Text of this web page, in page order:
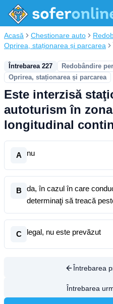
Acasă Chestionare auto
Oprirea, staționarea și parcarea
Întrebarea 227
Redobândire
Oprirea, staționarea și parcarea
Este interzisă
autoturism în
longitudinal
A nu
B
da, în cazul în care
determinaţi să treacă
C legal, nu este prevăzut
Întrebarea
Întrebarea